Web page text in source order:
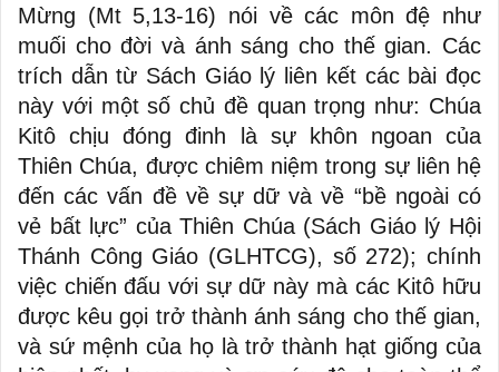
Mừng (Mt 5,13-16) nói về các môn đệ như
muối cho đời và ánh sáng cho thế gian. Các
trích dẫn từ Sách Giáo lý liên kết các bài đọc
này với một số chủ đề quan trọng như: Chúa
Kitô chịu đóng đinh là sự khôn ngoan của
Thiên Chúa, được chiêm niệm trong sự liên hệ
đến các vấn đề về sự dữ và về “bề ngoài có
vẻ bất lực” của Thiên Chúa (Sách Giáo lý Hội
Thánh Công Giáo (GLHTCG), số 272); chính
việc chiến đấu với sự dữ này mà các Kitô hữu
được kêu gọi trở thành ánh sáng cho thế gian,
và sứ mệnh của họ là trở thành hạt giống của